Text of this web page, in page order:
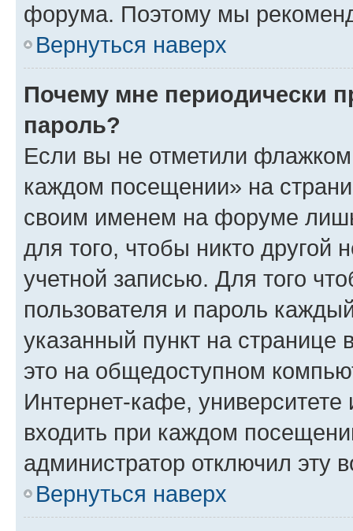
форума. Поэтому мы
Вернуться наверх
Почему мне периодически
пароль?
Если вы не отметили флажком
каждом посещении» на
своим именем на форуме
для того, чтобы никто другой
учетной записью. Для того
пользователя и пароль
указанный пункт на
это на общедоступном
Интернет-кафе, университете
входить при каждом
администратор отключил эту
Вернуться наверх